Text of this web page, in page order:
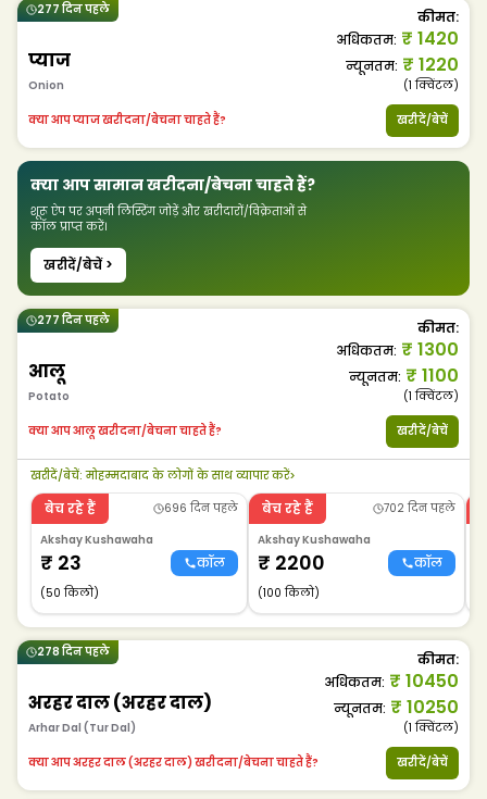
277 दिन पहले
प्याज
Onion
कीमत:
अधिकतम: ₹ 1420
न्यूनतम: ₹ 1220
(1क्विंटल)
क्या आप प्याज खरीदना/बेचना चाहते हैं? खरीदें/बेचें
क्या आप सामान खरीदना/बेचना चाहते हैं?
शूरू ऐप पर अपनी लिस्टिंग जोड़ें और खरीदारों/विक्रेताओं से
कॉल प्राप्त करें।
खरीदें/बेचें >
277 दिन पहले
आलू
Potato
कीमत:
अधिकतम: ₹ 1300
न्यूनतम: ₹ 1100
(1क्विंटल)
क्या आप आलू खरीदना/बेचना चाहते हैं? खरीदें/बेचें
खरीदें/बेचें: मोहम्मदाबाद के लोगों के साथ व्यापार करें>
बेच रहे हैं
696 दिन पहले
Akshay Kushawaha
₹ 23 कॉल
(50 किलो)
बेच रहे हैं
702 दिन पहले
Akshay Kushawaha
₹ 2200 कॉल
(100 किलो)
278 दिन पहले
अरहर दाल (अरहर दाल)
Arhar Dal (Tur Dal)
कीमत:
अधिकतम: ₹ 10450
न्यूनतम: ₹ 10250
(1क्विंटल)
क्या आप अरहर दाल (अरहर दाल) खरीदना/बेचना चाहते हैं? खरीदें/बेचें